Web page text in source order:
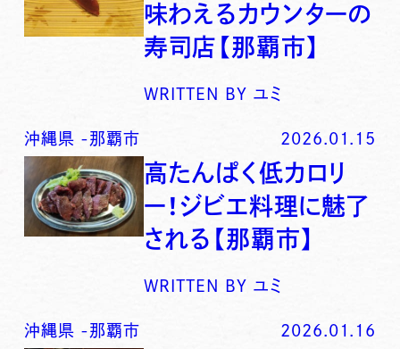
味わえるカウンターの
寿司店【那覇市】
WRITTEN BY ユミ
沖縄県 -那覇市 2026.01.15
高たんぱく低カロリ
ー！ジビエ料理に魅了
される【那覇市】
WRITTEN BY ユミ
沖縄県 -那覇市 2026.01.16